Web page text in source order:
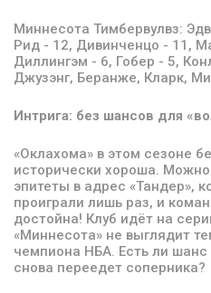
Миннесота Тимбервулвз:
Рид - 12, Дивинченцо - 11,
Диллингэм - 6, Гобер - 5,
Джузэнг, Беранже, Кларк,
Интрига: без шансов для
«Оклахома» в этом сезоне
исторически хороша.
эпитеты в адрес «Тандер»,
проиграли лишь раз, и
достойна! Клуб идёт на
«Миннесота» не выглядит
чемпиона НБА. Есть ли
снова переедет соперника?